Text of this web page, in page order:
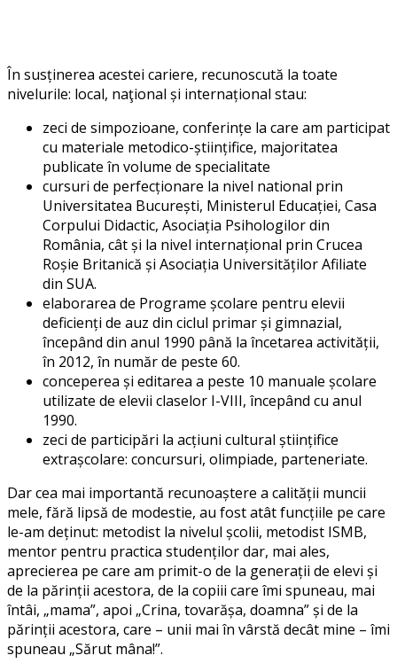
În susținerea acestei cariere, recunoscută la toate
nivelurile: local, naţional și internațional stau:
zeci de simpozioane, conferințe la care am participat
cu materiale metodico-științifice, majoritatea
publicate în volume de specialitate
cursuri de perfecționare la nivel national prin
Universitatea București, Ministerul Educației, Casa
Corpului Didactic, Asociația Psihologilor din
România, cât și la nivel internațional prin Crucea
Roșie Britanică și Asociația Universităților Afiliate
din SUA.
elaborarea de Programe școlare pentru elevii
deficienți de auz din ciclul primar și gimnazial,
începând din anul 1990 până la încetarea activității,
în 2012, în număr de peste 60.
conceperea și editarea a peste 10 manuale școlare
utilizate de elevii claselor I-VIII, începând cu anul
1990.
zeci de participări la acțiuni cultural științifice
extrașcolare: concursuri, olimpiade, parteneriate.
Dar cea mai importantă recunoaștere a calității muncii
mele, fără lipsă de modestie, au fost atât funcțiile pe care
le-am deținut: metodist la nivelul școlii, metodist ISMB,
mentor pentru practica studenților dar, mai ales,
aprecierea pe care am primit-o de la generații de elevi și
de la părinții acestora, de la copiii care îmi spuneau, mai
întâi, „mama”, apoi „Crina, tovarășa, doamna” și de la
părinții acestora, care – unii mai în vârstă decât mine – îmi
spuneau „Sărut mâna!”.